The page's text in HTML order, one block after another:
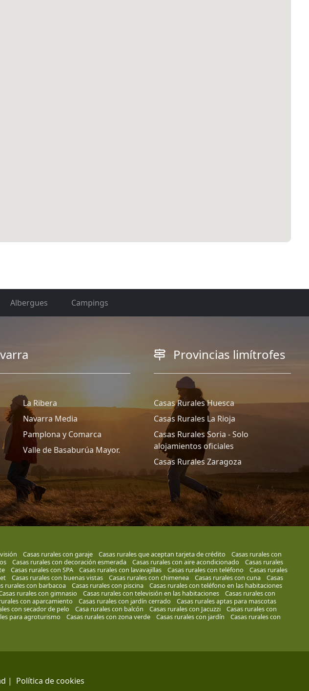
Albergues Campings
La Ribera
Navarra Media
Pamplona y Comarca
Valle de Basaburúa Mayor.
Provincias limítrofes
Casas Rurales Huesca
Casas Rurales La Rioja
Casas Rurales Soria - Solo
alojamientos oficiales
Casas Rurales Zaragoza
Casas rurales con garaje Casas rurales que aceptan tarjeta de crédito
Casas rurales con
Casas rurales con decoración esmerada Casas rurales con aire acondicionado
Casas rurales
Casas rurales con SPA Casas rurales con lavavajillas Casas rurales con teléfono
Casas rurales
Casas rurales con buenas vistas Casas rurales con chimenea Casas rurales con cuna
Casas
rurales con barbacoa Casas rurales con piscina
Casas rurales con teléfono en las habitaciones
rurales con gimnasio Casas rurales con televisión en las habitaciones
Casas rurales con
con aparcamiento Casas rurales con jardín cerrado
Casas rurales aptas para mascotas
con secador de pelo Casa rurales con balcón Casas rurales con Jacuzzi
Casas rurales con
para agroturismo Casas rurales con zona verde Casas rurales con jardín
Casas rurales con
| Política de cookies